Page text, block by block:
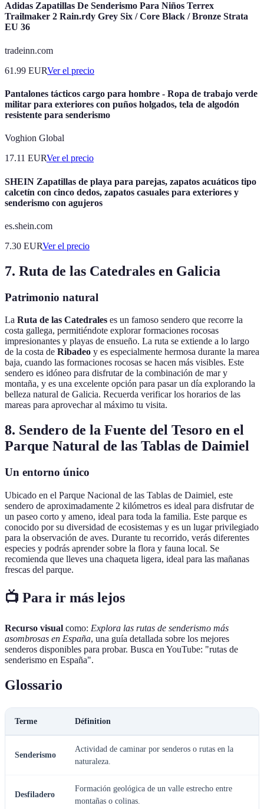
Adidas Zapatillas De Senderismo Para Niños Terrex
Trailmaker 2 Rain.rdy Grey Six / Core Black / Bronze Strata
EU 36
tradeinn.com
61.99 EURVer el precio
Pantalones tácticos cargo para hombre - Ropa de trabajo verde
militar para exteriores con puños holgados, tela de algodón
resistente para senderismo
Voghion Global
17.11 EURVer el precio
SHEIN Zapatillas de playa para parejas, zapatos acuáticos tipo
calcetín con cinco dedos, zapatos casuales para exteriores y
senderismo con agujeros
es.shein.com
7.30 EURVer el precio
7. Ruta de las Catedrales en Galicia
Patrimonio natural
La Ruta de las Catedrales es un famoso sendero que recorre la
costa gallega, permitiéndote explorar formaciones rocosas
impresionantes y playas de ensueño. La ruta se extiende a lo largo
de la costa de Ribadeo y es especialmente hermosa durante la marea
baja, cuando las formaciones rocosas se hacen más visibles. Este
sendero es idóneo para disfrutar de la combinación de mar y
montaña, y es una excelente opción para pasar un día explorando la
belleza natural de Galicia. Recuerda verificar los horarios de las
mareas para aprovechar al máximo tu visita.
8. Sendero de la Fuente del Tesoro en el
Parque Natural de las Tablas de Daimiel
Un entorno único
Ubicado en el Parque Nacional de las Tablas de Daimiel, este
sendero de aproximadamente 2 kilómetros es ideal para disfrutar de
un paseo corto y ameno, ideal para toda la familia. Este parque es
conocido por su diversidad de ecosistemas y es un lugar privilegiado
para la observación de aves. Durante tu recorrido, verás diferentes
especies y podrás aprender sobre la flora y fauna local. Se
recomienda que lleves una chaqueta ligera, ideal para las mañanas
frescas del parque.
📺 Para ir más lejos
Recurso visual como: Explora las rutas de senderismo más
asombrosas en España, una guía detallada sobre los mejores
senderos disponibles para probar. Busca en YouTube: "rutas de
senderismo en España".
Glossario
Terme Définition
Senderismo
Actividad de caminar por senderos o rutas en la
naturaleza.
Desfiladero
Formación geológica de un valle estrecho entre
montañas o colinas.